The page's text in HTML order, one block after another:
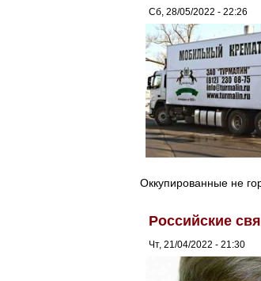
Сб, 28/05/2022 - 22:26
Оккупированные не
Российские
Чт, 21/04/2022 - 21:30